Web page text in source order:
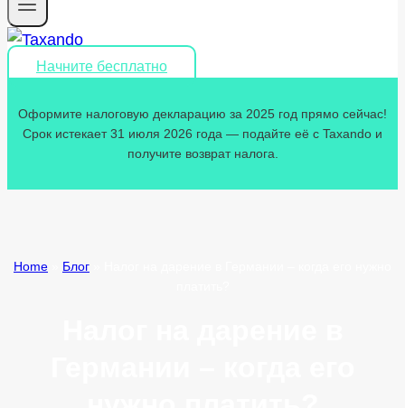
Начните бесплатно
Оформите налоговую декларацию за 2025 год прямо сейчас!
Срок истекает 31 июля 2026 года — подайте её с Taxando и
получите возврат налога.
Home Блог